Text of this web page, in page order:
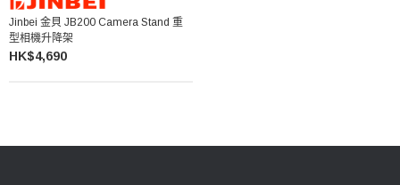
Jinbei 金貝 JB200 Camera Stand 重
型相機升降架
HK$4,690